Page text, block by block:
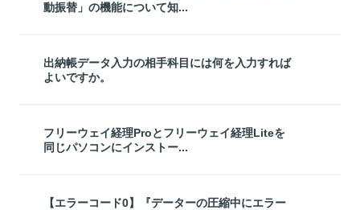
動振替」の機能について知...
出納帳データ入力の相手科目には何を入力すれば
よいですか。
フリーウェイ経理Proとフリーウェイ経理Liteを
同じパソコンにインストー...
【エラーコード0】『データーの圧縮中にエラー